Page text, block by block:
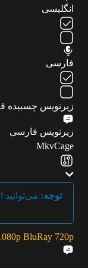
انگلیسی
فارسی
زیرنویس چسبیده
زیرنویس فارسی
MkvCage
توجه: می‌توانید
BluRay 720p